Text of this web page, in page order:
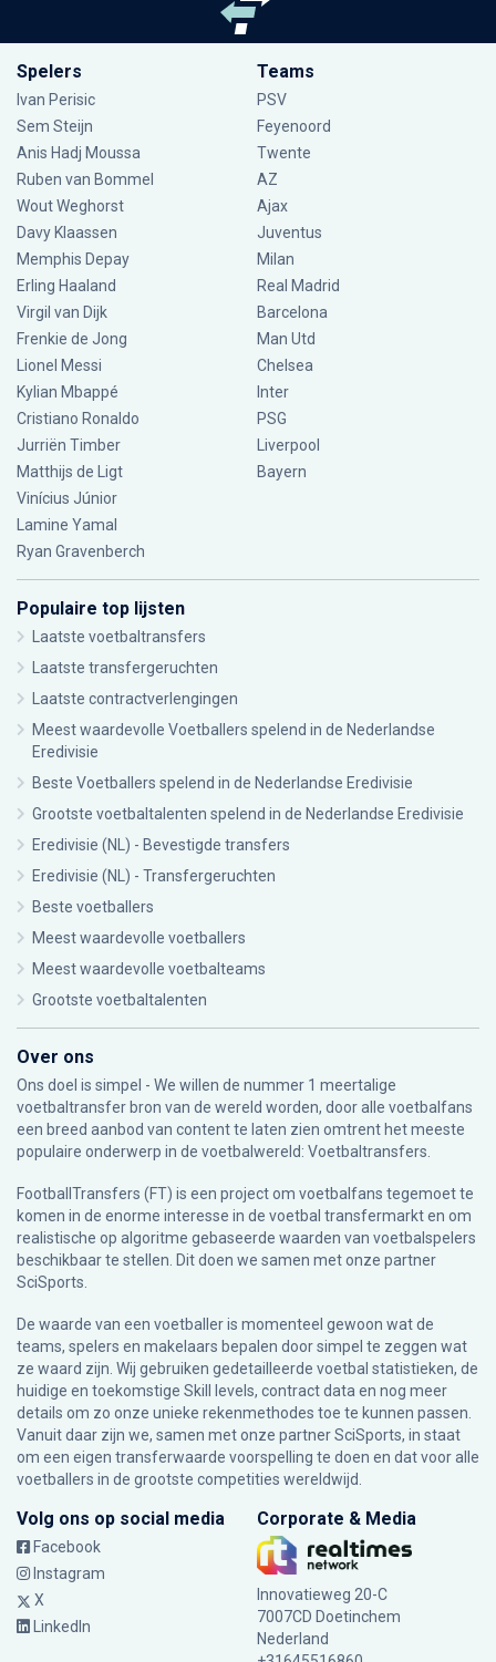
Spelers
Ivan Perisic
Sem Steijn
Anis Hadj Moussa
Ruben van Bommel
Wout Weghorst
Davy Klaassen
Memphis Depay
Erling Haaland
Virgil van Dijk
Frenkie de Jong
Lionel Messi
Kylian Mbappé
Cristiano Ronaldo
Jurriën Timber
Matthijs de Ligt
Vinícius Júnior
Lamine Yamal
Ryan Gravenberch
Teams
PSV
Feyenoord
Twente
AZ
Ajax
Juventus
Milan
Real Madrid
Barcelona
Man Utd
Chelsea
Inter
PSG
Liverpool
Bayern
Populaire top lijsten
Laatste voetbaltransfers
Laatste transfergeruchten
Laatste contractverlengingen
Meest waardevolle Voetballers spelend in de Nederlandse
Eredivisie
Beste Voetballers spelend in de Nederlandse Eredivisie
Grootste voetbaltalenten spelend in de Nederlandse Eredivisie
Eredivisie (NL) - Bevestigde transfers
Eredivisie (NL) - Transfergeruchten
Beste voetballers
Meest waardevolle voetballers
Meest waardevolle voetbalteams
Grootste voetbaltalenten
Over ons
Ons doel is simpel - We willen de nummer 1 meertalige
voetbaltransfer bron van de wereld worden, door alle voetbalfans
een breed aanbod van content te laten zien omtrent het meeste
populaire onderwerp in de voetbalwereld: Voetbaltransfers.
FootballTransfers (FT) is een project om voetbalfans tegemoet te
komen in de enorme interesse in de voetbal transfermarkt en om
realistische op algoritme gebaseerde waarden van voetbalspelers
beschikbaar te stellen. Dit doen we samen met onze partner
SciSports
De waarde van een voetballer is momenteel gewoon wat de
teams, spelers en makelaars bepalen door simpel te zeggen wat
ze waard zijn. Wij gebruiken gedetailleerde voetbal statistieken, de
huidige en toekomstige Skill levels, contract data en nog meer
details om zo onze unieke rekenmethodes toe te kunnen passen.
Vanuit daar zijn we, samen met onze partner SciSports, in staat
om een eigen transferwaarde voorspelling te doen en dat voor alle
voetballers in de grootste competities wereldwijd.
Volg ons op social media
Facebook
Instagram
X
LinkedIn
Corporate & Media
Innovatieweg 20-C
7007CD Doetinchem
Nederland